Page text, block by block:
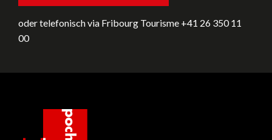
oder telefonisch via Fribourg Tourisme +41 26 350 11
00